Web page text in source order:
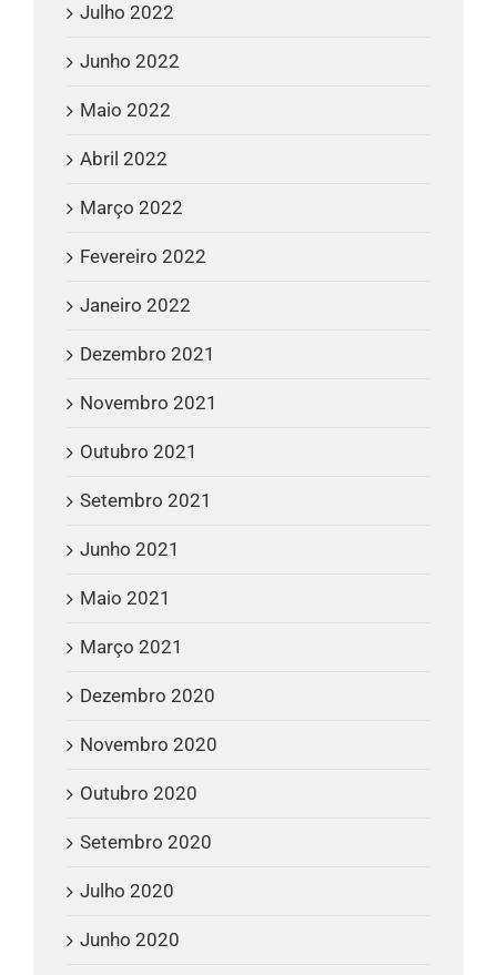
Julho 2022
Junho 2022
Maio 2022
Abril 2022
Março 2022
Fevereiro 2022
Janeiro 2022
Dezembro 2021
Novembro 2021
Outubro 2021
Setembro 2021
Junho 2021
Maio 2021
Março 2021
Dezembro 2020
Novembro 2020
Outubro 2020
Setembro 2020
Julho 2020
Junho 2020